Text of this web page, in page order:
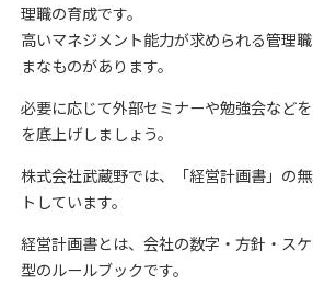
理職の育成です。
高いマネジメント能力が求められる管理
まなものがあります。
必要に応じて外部セミナーや勉強会など
を底上げしましょう。
株式会社武蔵野では、「経営計画書」の
トしています。
経営計画書とは、会社の数字・方針・ス
型のルールブックです。